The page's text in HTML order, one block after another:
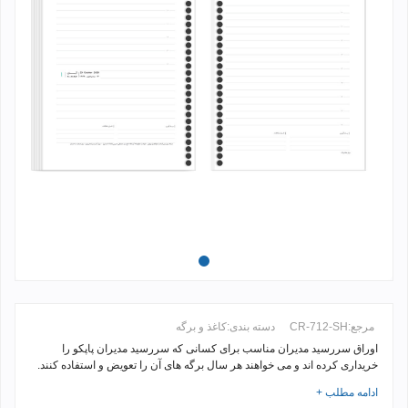
مرجع: CR-712-SH دسته بندی:کاغذ و برگه
اوراق سررسید مدیران مناسب برای کسانی که سررسید مدیران پاپکو را
خریداری کرده اند و می خواهند هر سال برگه های آن را تعویض و استفاده کنند.
اوراق سررسید مدیران سال 1405
ادامه مطلب +